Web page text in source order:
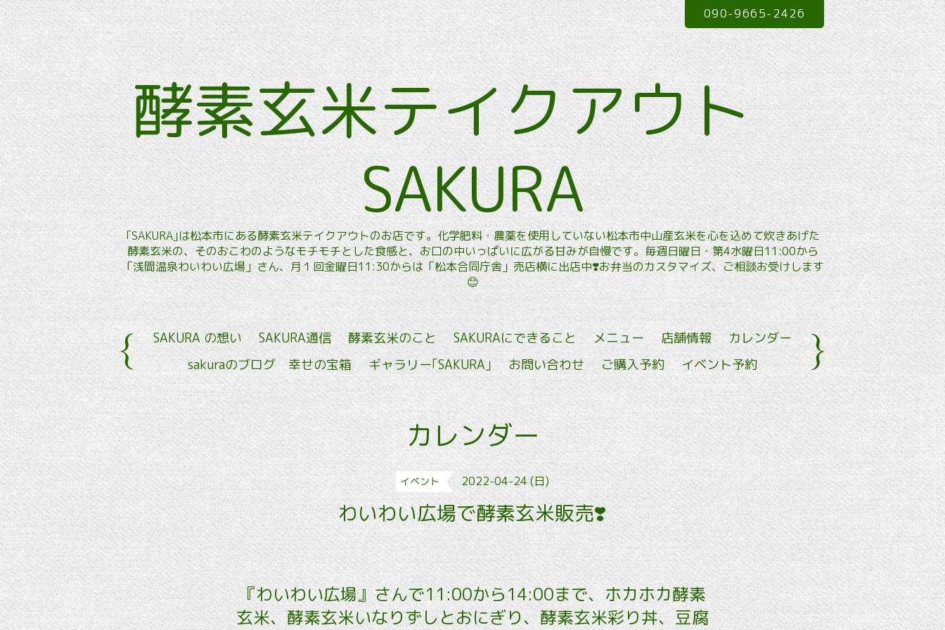
酵素玄米テイクアウト
SAKURA
｢SAKURA｣は松本市にある酵素玄米テイクアウトのお店です。化学肥料・農薬を使用していない松本市中山産玄米を心を込めて炊きあげた
酵素玄米の、そのおこわのようなモチモチとした食感と、お口の中いっぱいに広がる甘みが自慢です。毎週日曜日・第4水曜日11:00から
「浅間温泉わいわい広場」さん、月１回金曜日11:30からは「松本合同庁舎」売店横に出店中❣️お弁当のカスタマイズ、ご相談お受けします
😊
090-9665-2426
SAKURA の想い SAKURA通信 酵素玄米のこと SAKURAにできること メニュー 店舗情報
カレンダー
sakuraのブログ 幸せの宝箱
ギャラリー｢SAKURA｣ お問い合わせ ご購入予約 イベント予約
カレンダー
イベント 2022-04-24 (日)
わいわい広場で酵素玄米販売❣️
『わいわい広場』さんで11:00から14:00まで、ホカホカ酵素
玄米、酵素玄米いなりずしとおにぎり、酵素玄米彩り丼、豆腐